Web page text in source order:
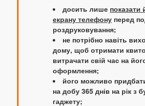
досить лише показати
екрану телефону перед
роздруковування;
не потрібно навіть
дому, щоб отримати
витрачати свій час на
оформлення;
його можливо
на добу 365 днів на рік з
гаджету;